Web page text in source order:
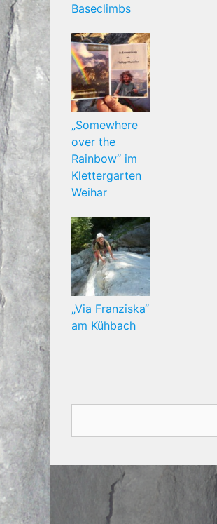
Baseclimbs
„Somewhere
over the
Rainbow“ im
Klettergarten
Weihar
„Via Franziska“
am Kühbach